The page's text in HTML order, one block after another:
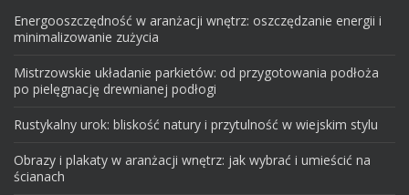
Energooszczędność w aranżacji wnętrz: oszczędzanie energii i
minimalizowanie zużycia
Mistrzowskie układanie parkietów: od przygotowania podłoża
po pielęgnację drewnianej podłogi
Rustykalny urok: bliskość natury i przytulność w wiejskim stylu
Obrazy i plakaty w aranżacji wnętrz: jak wybrać i umieścić na
ścianach